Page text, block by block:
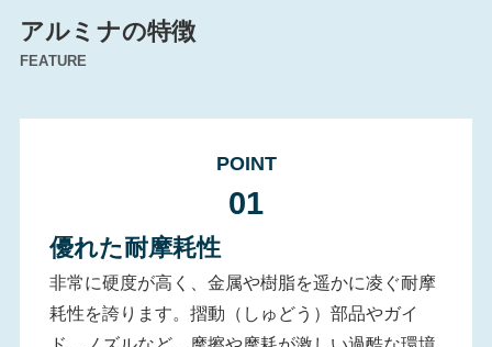
アルミナの特徴
FEATURE
POINT
01
優れた耐摩耗性
非常に硬度が高く、金属や樹脂を遥かに凌ぐ耐摩
耗性を誇ります。摺動（しゅどう）部品やガイ